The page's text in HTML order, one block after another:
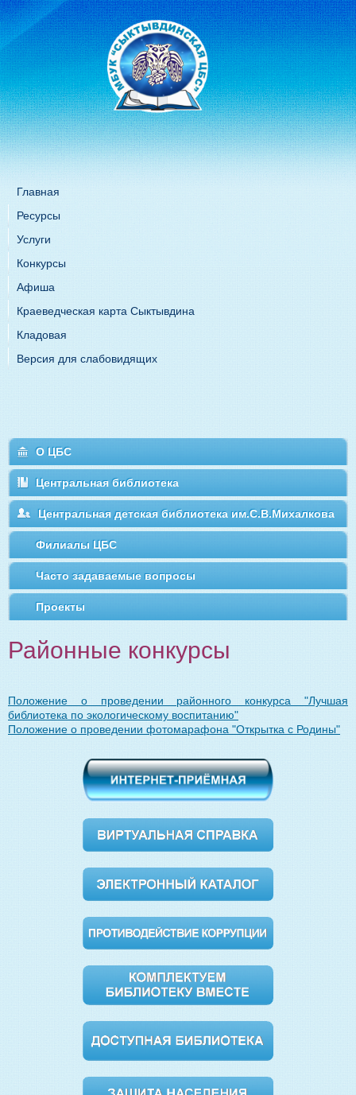
Главная
Ресурсы
Услуги
Конкурсы
Афиша
Краеведческая карта Сыктывдина
Кладовая
Версия для слабовидящих
О ЦБС
Центральная библиотека
Центральная детская библиотека им.С.В.Михалкова
Филиалы ЦБС
Часто задаваемые вопросы
Проекты
Районные конкурсы
Положение о проведении районного конкурса "Лучшая
библиотека по экологическому воспитанию"
Положение о проведении фотомарафона "Открытка с Родины"